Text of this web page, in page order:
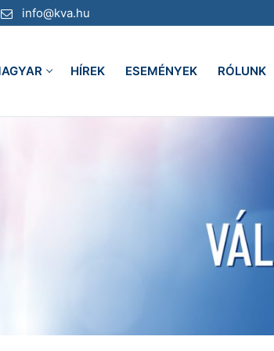
info@kva.hu
HÍREK ESEMÉNYEK RÓLUNK